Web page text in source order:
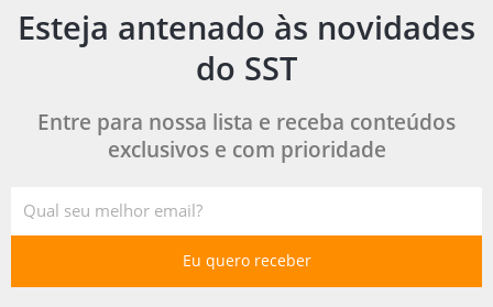
Esteja antenado às novidades
do SST
Entre para nossa lista e receba conteúdos
exclusivos e com prioridade
Eu quero receber